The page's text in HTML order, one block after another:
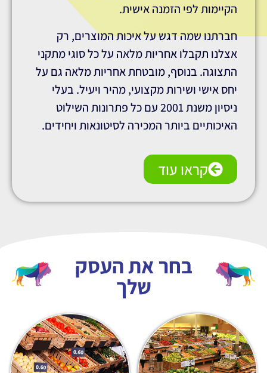
הזמנה אישית.
דגש על איכות המוצרים, רק
אחריות מלאה על כל סוגי מתקני
מובטחת אחריות מלאה גם על
מקצועי, מהיר ויעיל. בעלי
ניסיון משנת 2001 עם כל פתרונות השילוט
המכירה לסיטונאות ויחידים.
עוד
בחר את העסק
שלך